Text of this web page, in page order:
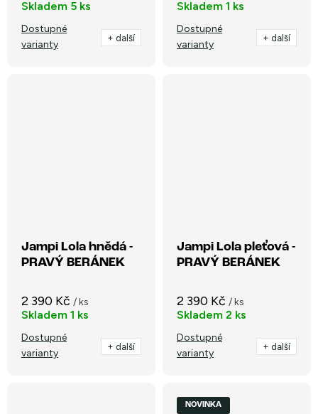
Skladem 5 ks
Dostupné
varianty
+ další
Skladem 1 ks
Dostupné
varianty
+ další
Jampi Lola hnědá -
PRAVÝ BERÁNEK
2 390 Kč / ks
Skladem 1 ks
Dostupné
varianty
+ další
Jampi Lola pleťová -
PRAVÝ BERÁNEK
2 390 Kč / ks
Skladem 2 ks
Dostupné
varianty
+ další
NOVINKA